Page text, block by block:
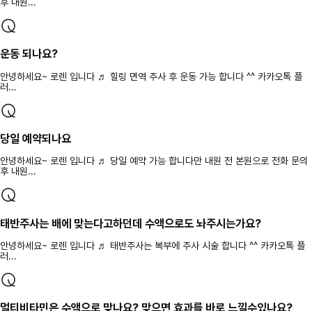
운동 되나요?
안녕하세요~ 로렌 입니다 ♬ 힐링 면역 주사 후 운동 가능 합니다 ^^ 카카오톡 플
러...
당일 예약되나요
안녕하세요~ 로렌 입니다 ♬ 당일 예약 가능 합니다만 내원 전 본원으로 전화 문의
후 내원...
태반주사는 배에 맞는다고하던데 수액으로도 놔주시는가요?
안녕하세요~ 로렌 입니다 ♬ 태반주사는 복부에 주사 시술 합니다 ^^ 카카오톡 플
러...
멀티비타민은 수액으로 맞나요? 맞으면 효과를 바로 느낄수있나요?